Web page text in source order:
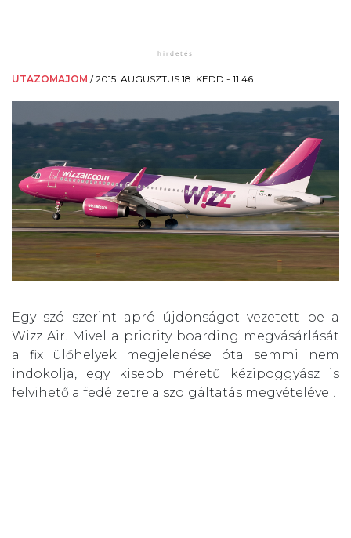
UTAZOMAJOM /2015. AUGUSZTUS 18. KEDD - 11:46
Egy szó szerint apró újdonságot vezetett be a
Wizz Air. Mivel a priority boarding megvásárlását
a fix ülőhelyek megjelenése óta semmi nem
indokolja, egy kisebb méretű kézipoggyász is
felvihető a fedélzetre a szolgáltatás megvételével.